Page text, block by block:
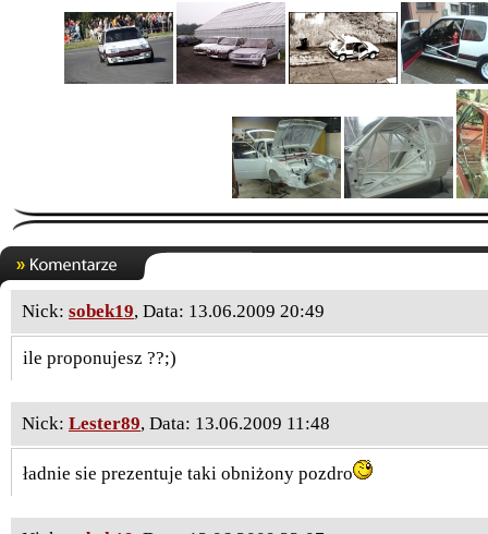
Nick: sobek19, Data: 13.06.2009 20:49
ile proponujesz ??;)
Nick: Lester89, Data: 13.06.2009 11:48
ładnie sie prezentuje taki obniżony pozdro